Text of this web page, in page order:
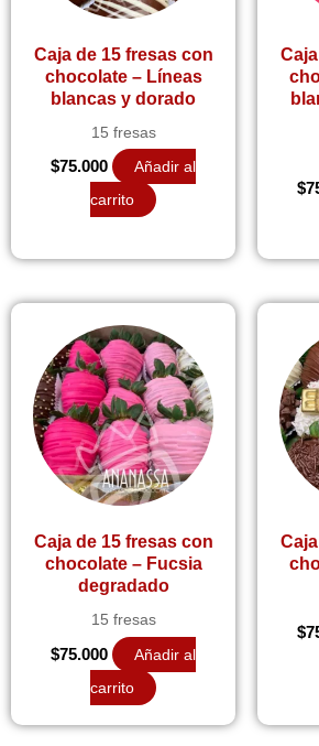
Caja de 15 fresas con
chocolate – Líneas
blancas y dorado
15 fresas
$75.000
Añadir al
carrito
$
Caja de 15 fresas con
chocolate – Fucsia
degradado
15 fresas
$75.000
Añadir al
carrito
$